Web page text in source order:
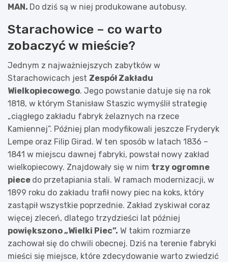
MAN. Do dziś są w niej produkowane autobusy.
Starachowice – co warto
zobaczyć w mieście?
Jednym z najważniejszych zabytków w
Starachowicach jest Zespół Zakładu
Wielkopiecowego. Jego powstanie datuje się na rok
1818, w którym Stanisław Staszic wymyślił strategię
„ciągłego zakładu fabryk żelaznych na rzece
Kamiennej”. Później plan modyfikowali jeszcze Fryderyk
Lempe oraz Filip Girad. W ten sposób w latach 1836 –
1841 w miejscu dawnej fabryki, powstał nowy zakład
wielkopiecowy. Znajdowały się w nim trzy ogromne
piece do przetapiania stali. W ramach modernizacji, w
1899 roku do zakładu trafił nowy piec na koks, który
zastąpił wszystkie poprzednie. Zakład zyskiwał coraz
więcej zleceń, dlatego trzydzieści lat później
powiększono „Wielki Piec”. W takim rozmiarze
zachował się do chwili obecnej. Dziś na terenie fabryki
mieści się miejsce, które zdecydowanie warto zwiedzić